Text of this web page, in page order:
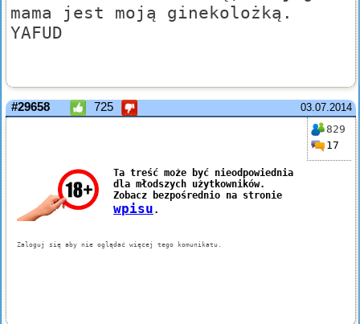
mama jest moją ginekolożką.
YAFUD
03.07.2014
#29658 725
829
17